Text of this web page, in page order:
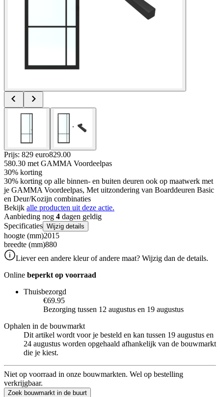
Prijs: 829 euro829.00
580.30 met GAMMA Voordeelpas
30% korting
30% korting op alle binnen- en buiten deuren ook op maatwerk met
je GAMMA Voordeelpas, Met uitzondering van Boarddeuren Basic
en Deur/Kozijn combinaties
Bekijk alle producten uit deze actie.
Aanbieding nog 4 dagen geldig
Specificaties Wijzig details
hoogte (mm)2015
breedte (mm)880
Liever een andere kleur of andere maat? Wijzig dan de details.
Online beperkt op voorraad
Thuisbezorgd
€69.95
Bezorging tussen 12 augustus en 19 augustus
Ophalen in de bouwmarkt
Dit artikel wordt voor je besteld en kan tussen 19 augustus en
24 augustus worden opgehaald afhankelijk van de bouwmarkt
die je kiest.
Niet op voorraad in onze bouwmarkten. Wel op bestelling
verkrijgbaar.
Zoek bouwmarkt in de buurt